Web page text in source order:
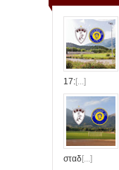
17:[...]
σταδ [...]